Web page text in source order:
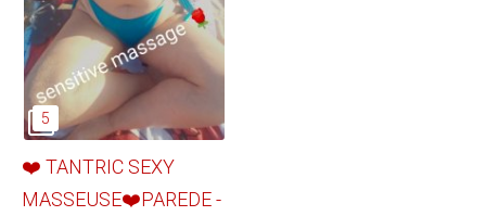
❤️ TANTRIC SEXY
MASSEUSE❤️PAREDE -